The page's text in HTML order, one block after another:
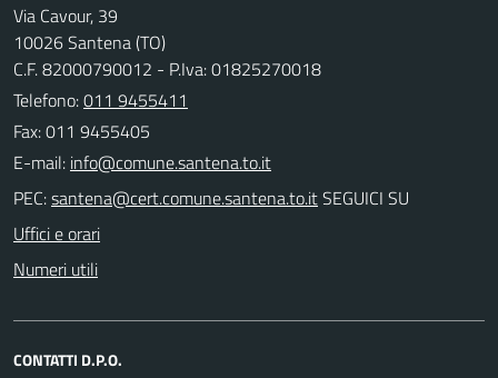
Via Cavour, 39
10026 Santena (TO)
C.F. 82000790012 - P.Iva: 01825270018
Telefono:011 9455411
Fax: 011 9455405
E-mail:
PEC:
SEGUICI SU
Uffici e orari
Numeri utili
CONTATTI D.P.O.